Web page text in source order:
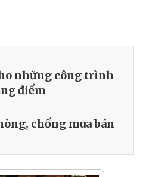
những công trình
điểm
chống mua bán